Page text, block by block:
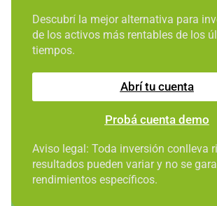
Descubrí la mejor alternativa para
de los activos más rentables de los
tiempos.
Abrí tu cuenta
Probá cuenta demo
Aviso legal: Toda inversión conlleva
resultados pueden variar y no se
rendimientos específicos.